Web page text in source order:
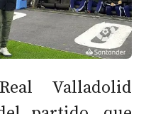
Valladolid